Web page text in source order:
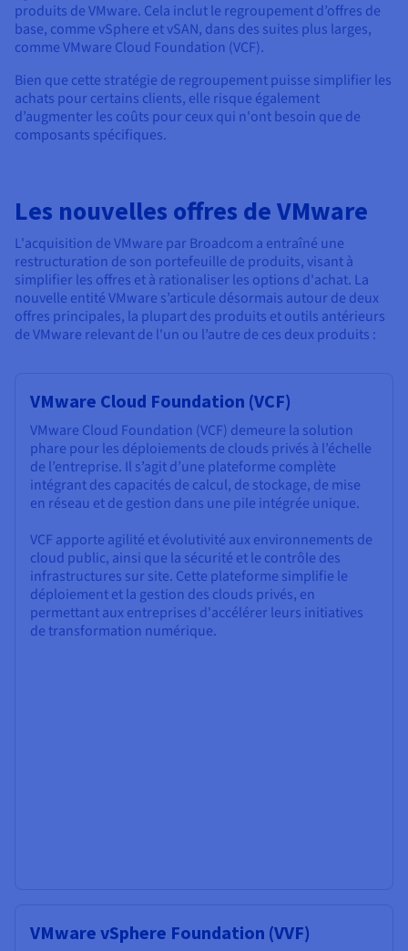
produits de VMware. Cela inclut le regroupement d’offres de
base, comme vSphere et vSAN, dans des suites plus larges,
comme VMware Cloud Foundation (VCF).
Bien que cette stratégie de regroupement puisse simplifier les
achats pour certains clients, elle risque également
d’augmenter les coûts pour ceux qui n'ont besoin que de
composants spécifiques.
Les nouvelles offres de VMware
L'acquisition de VMware par Broadcom a entraîné une
restructuration de son portefeuille de produits, visant à
simplifier les offres et à rationaliser les options d'achat. La
nouvelle entité VMware s’articule désormais autour de deux
offres principales, la plupart des produits et outils antérieurs
de VMware relevant de l'un ou l’autre de ces deux produits :
VMware Cloud Foundation (VCF)
VMware Cloud Foundation (VCF) demeure la solution
phare pour les déploiements de clouds privés à l’échelle
de l’entreprise. Il s’agit d’une plateforme complète
intégrant des capacités de calcul, de stockage, de mise
en réseau et de gestion dans une pile intégrée unique.
VCF apporte agilité et évolutivité aux environnements de
cloud public, ainsi que la sécurité et le contrôle des
infrastructures sur site. Cette plateforme simplifie le
déploiement et la gestion des clouds privés, en
permettant aux entreprises d'accélérer leurs initiatives
de transformation numérique.
VMware vSphere Foundation (VVF)